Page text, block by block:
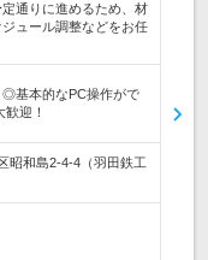
通りに進めるため、材
ュール調整などをお任
◎基本的なPC操作がで
迎！
昭和島2-4-4（羽田鉄工